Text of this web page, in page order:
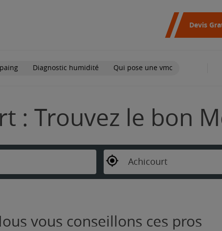
Devis
Diagnostic humidité Qui pose une vmc
: Trouvez le bon
Achicourt
vous conseillons ces pros